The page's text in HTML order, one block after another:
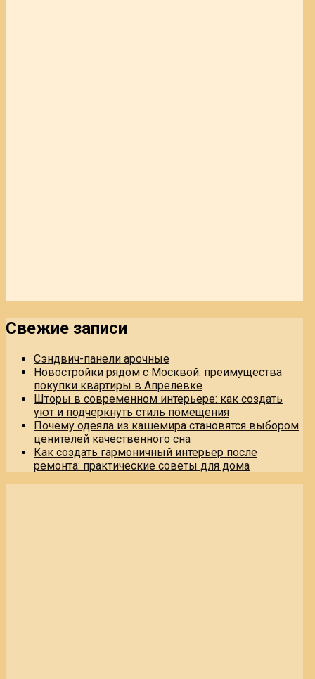
Свежие записи
Сэндвич-панели арочные
Новостройки рядом с Москвой: преимущества
покупки квартиры в Апрелевке
Шторы в современном интерьере: как создать
уют и подчеркнуть стиль помещения
Почему одеяла из кашемира становятся выбором
ценителей качественного сна
Как создать гармоничный интерьер после
ремонта: практические советы для дома